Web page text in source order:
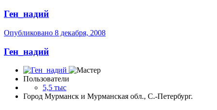
Ген_надий
Опубликовано 8 декабря, 2008
Ген_надий
Пользователи
5,5 тыс
Город Мурманск и Мурманская обл., С.-Петербург.